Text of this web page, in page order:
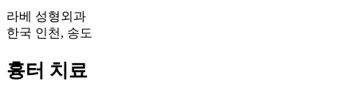
라베 성형외과
한국 인천, 송도
흉터 치료